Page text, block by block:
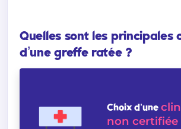
Quelles sont les principales
d’une greffe ratée ?
Choix d’une
non certifiée